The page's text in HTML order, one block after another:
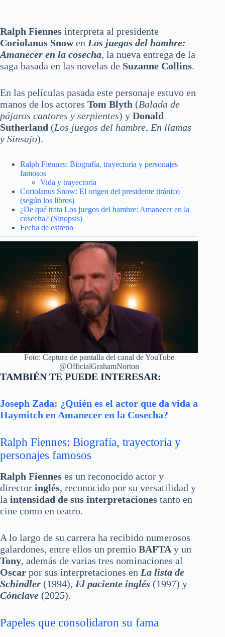
Ralph Fiennes interpreta al presidente
Coriolanus Snowen Los juegos del hambre:
Amanecer en la cosecha, la nueva entrega de la
saga basada en las novelas de Suzanne Collins.
En las películas pasada este personaje estuvo en
manos de los actores Tom Blyth (Balada de
pájaros cantores y serpientes) y Donald
Sutherland (Los juegos del hambre, En llamas
y Sinsajo).
Ralph Fiennes: Biografía, trayectoria y personajes
famosos
Vida y trayectoria
Coriolanus Snow: El origen del presidente tiránico
(según los libros)
¿De qué trata Los juegos del hambre: Amanecer en la
cosecha? (Sinopsis)
Fecha de estreno
Foto: Captura de pantalla del canal de YouTube
@OfficialGrahamNorton
TAMBIÉN TE PUEDE INTERESAR:
Joseph Zada: ¿Quién es el actor que da vida a
Haymitch en Amanecer en la Cosecha?
Ralph Fiennes: Biografía, trayectoria y
personajes famosos
Ralph Fiennes es un reconocido actor y
director inglés, reconocido por su versatilidad y
la intensidad de sus interpretaciones tanto en
cine como en teatro.
A lo largo de su carrera ha recibido numerosos
galardones, entre ellos un premio BAFTA y un
Tony, además de varias tres nominaciones al
Oscar por sus interpretaciones en La lista de
Schindler (1994), El paciente inglés (1997) y
Cónclave (2025).
Papeles que consolidaron su fama